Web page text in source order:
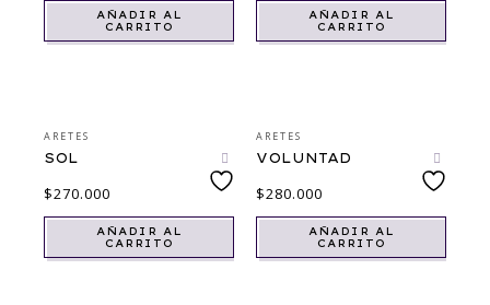
AÑADIR AL
CARRITO
AÑADIR AL
CARRITO
ARETES
SOL
$270.000
AÑADIR AL
CARRITO
ARETES
VOLUNTAD
$280.000
AÑADIR AL
CARRITO